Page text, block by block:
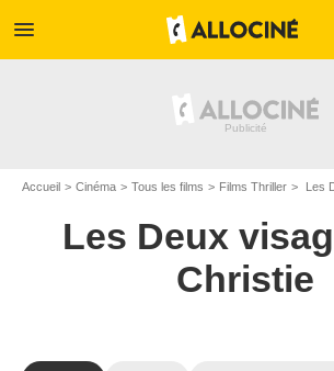
menu
Accueil Cinéma Tous les films Films Thriller Les
Les Deux
Christie